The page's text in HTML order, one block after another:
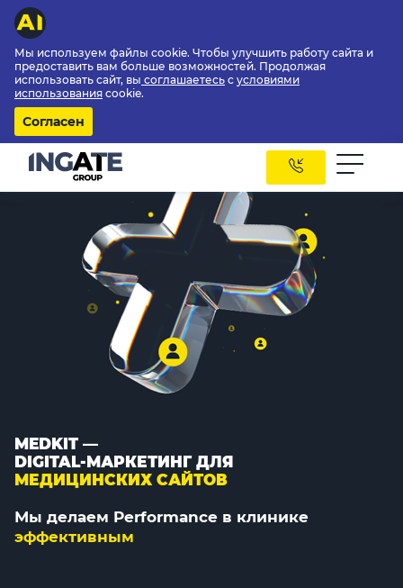
Мы используем файлы cookie. Чтобы улучшить работу сайта и
предоставить вам больше возможностей. Продолжая
использовать сайт, вы соглашаетесь с условиями
использования cookie.
Согласен
MEDKIT —
DIGITAL-МАРКЕТИНГ ДЛЯ
МЕДИЦИНСКИХ САЙТОВ
Мы делаем Performance в клинике
эффективным